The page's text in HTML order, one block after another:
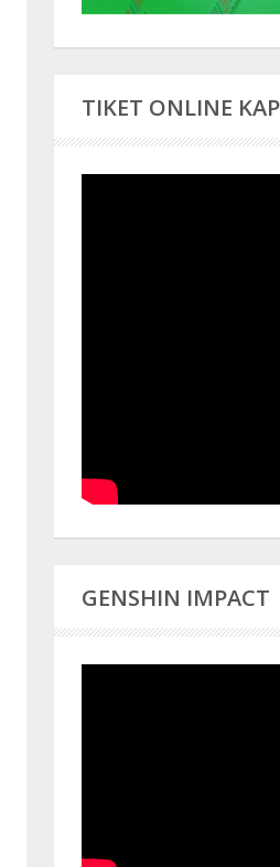
TIKET ONLINE
GENSHIN IMPACT